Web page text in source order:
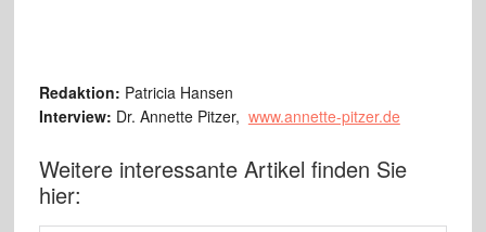
Redaktion: Patricia Hansen
Interview: Dr. Annette Pitzer, www.annette-pitzer.de
Weitere interessante Artikel finden Sie
hier: